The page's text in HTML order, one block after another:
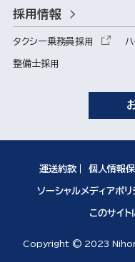
採用情報
タクシー乗務員採用
整備士採用
運送約款 個人情報
ソーシャルメディアポリ
このサイ
Copyright © 2023